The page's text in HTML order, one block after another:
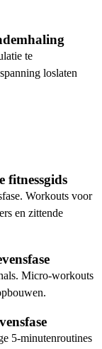
te
loslaten
fitnessgids
Workouts voor
en zittende
Micro-workouts
5-minutenroutines